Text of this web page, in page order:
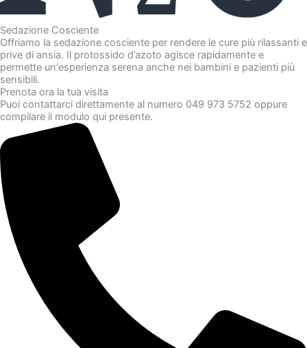
Sedazione Cosciente
Offriamo la sedazione cosciente per rendere le cure più rilassanti e
prive di ansia. Il protossido d’azoto agisce rapidamente e
permette un'esperienza serena anche nei bambini e pazienti più
sensibili.
Prenota ora la tua visita
Puoi contattarci direttamente al numero 049 973 5752 oppure
compilare il modulo qui presente.